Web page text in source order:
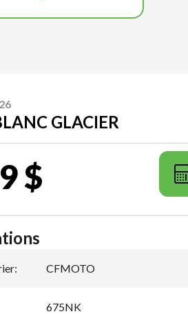
GLACIER
$
: CFMOTO
675NK